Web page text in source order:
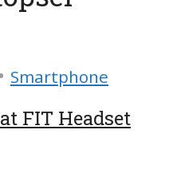
• Smartphone
FIT Headset